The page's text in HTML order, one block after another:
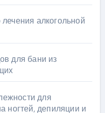
алкогольной
для бани из
для
ногтей, депиляции и